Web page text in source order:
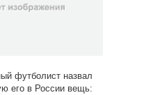
футболист назвал
его в России вещь: